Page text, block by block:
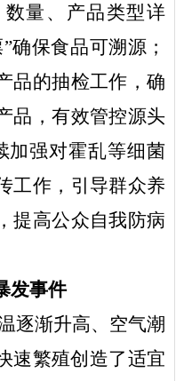
量、产品类型详
”确保食品可溯源；
品的抽检工作，确
品，有效管控源头
加强对霍乱等细菌
工作，引导群众养
提高公众自我防病
发事件
逐渐升高、空气潮
速繁殖创造了适宜